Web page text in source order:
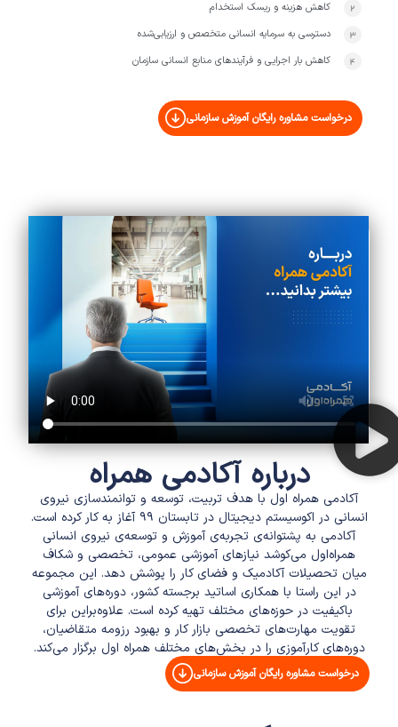
کاهش هزینه و ریسک استخدام
دسترسی به سرمایه انسانی متخصص و ارزیابی‌شده
کاهش بار اجرایی و فرآیندهای منابع انسانی سازمان
درخواست مشاوره رایگان آموزش سازمانی
درباره آکادمی همراه
آکادمی همراه اول با هدف تربیت، توسعه و توانمندسازی نیروی
انسانی در اکوسیستم دیجیتال در تابستان ۹۹ آغاز به کار کرده است.
آکادمی به پشتوانه‌ی تجربه‌ی آموزش و توسعه‌ی نیروی انسانی
همراه‌اول می‌کوشد نیازهای آموزشی عمومی، تخصصی و شکاف
میان تحصیلات آکادمیک و فضای کار را پوشش دهد. این مجموعه
در این راستا با همکاری اساتید برجسته کشور، دوره‌های آموزشی
با‌کیفیت در حوزه‌های مختلف تهیه کرده است. علاوه‌بر‌این برای
تقویت مهارت‌های تخصصی بازار‌ کار و بهبود رزومه متقاضیان،
دوره‌های کار‌آموزی را در بخش‌های مختلف همراه اول برگزار‌ می‌کند.
درخواست مشاوره رایگان آموزش سازمانی